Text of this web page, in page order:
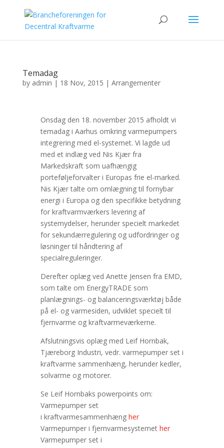
Temadag
by admin | 18 Nov, 2015 | Arrangementer
Onsdag den 18. november 2015 afholdt vi
temadag i Aarhus omkring varmepumpers
integrering med el-systemet. Vi lagde ud
med et indlæg ved Nis Kjær fra
Markedskraft som uafhængig
porteføljeforvalter i Europas frie el-marked.
Nis Kjær talte om omlægning til fornybar
energi i Europa og den specifikke betydning
for kraftvarmværkers levering af
systemydelser, herunder specielt markedet
for sekundærregulering og udfordringer og
løsninger til håndtering af
specialreguleringer.
Derefter oplæg ved Anette Jensen fra EMD,
som talte om EnergyTRADE som
planlægnings- og balanceringsværktøj både
på el- og varmesiden, udviklet specielt til
fjernvarme og kraftvarmeværkerne.
Afslutningsvis oplæg med Leif Hornbak,
Tjæreborg Industri, vedr. varmepumper set i
kraftvarme sammenhæng, herunder kedler,
solvarme og motorer.
Se Leif Hornbaks powerpoints om:
Varmepumper set
i kraftvarmesammenhæng her
Varmepumper i fjernvarmesystemet her
Varmepumper set i